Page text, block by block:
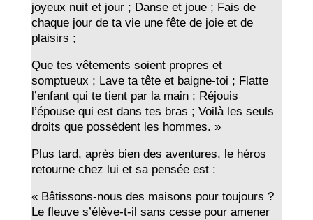
joyeux nuit et jour ; Danse et joue ; Fais de
chaque jour de ta vie une fête de joie et de
plaisirs ;
Que tes vêtements soient propres et
somptueux ; Lave ta tête et baigne-toi ; Flatte
l’enfant qui te tient par la main ; Réjouis
l’épouse qui est dans tes bras ; Voilà les seuls
droits que possèdent les hommes. »
Plus tard, après bien des aventures, le héros
retourne chez lui et sa pensée est :
« Bâtissons-nous des maisons pour toujours ?
Le fleuve s’élève-t-il sans cesse pour amener